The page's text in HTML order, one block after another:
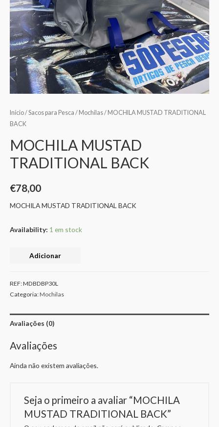
Início/Sacos para Pesca / Mochilas/ MOCHILA MUSTAD TRADITIONAL
BACK
MOCHILA MUSTAD
TRADITIONAL BACK
€78,00
MOCHILA MUSTAD TRADITIONAL BACK
Availability: 1 em stock
Adicionar
REF:MDBDBP30L
Categoria:Mochilas
Avaliações (0)
Avaliações
Ainda não existem avaliações.
Seja o primeiro a avaliar “MOCHILA
MUSTAD TRADITIONAL BACK”